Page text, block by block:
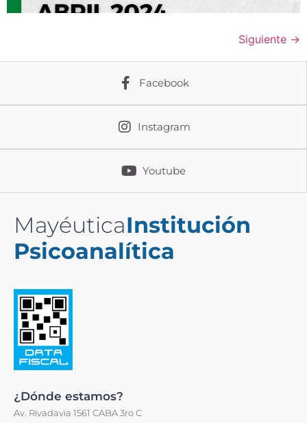
Siguiente →
Facebook
Instagram
Youtube
MayéuticaInstitución
Psicoanalítica
¿Dónde estamos?
Av. Rivadavia 1561 CABA 3ro C